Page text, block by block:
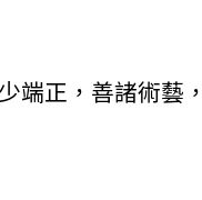
端正，善諸術藝